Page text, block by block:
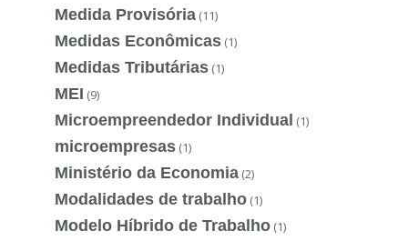
Medida Provisória (11)
Medidas Econômicas (1)
Medidas Tributárias (1)
MEI (9)
Microempreendedor Individual (1)
microempresas (1)
Ministério da Economia (2)
Modalidades de trabalho (1)
Modelo Híbrido de Trabalho (1)